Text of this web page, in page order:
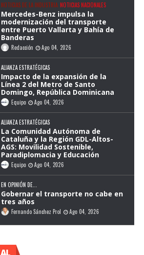
NOTICIAS DE LA INDUSTRIA NOTICIAS NACIONALES
Mercedes-Benz impulsa la
modernización del transporte
entre Puerto Vallarta y Bahía de
Banderas
Redacción Ago 04, 2026
ALIANZA ESTRATÉGICAS
Impacto de la expansión de la
Línea 2 del Metro de Santo
Domingo, República Dominicana
Equipo Ago 04, 2026
ALIANZA ESTRATÉGICAS
La Comunidad Autónoma de
Cataluña y la Región GDL-Altos-
AGS: Movilidad Sostenible,
Paradiplomacia y Educación
Equipo Ago 04, 2026
EN OPINIÓN DE...
Gobernar el transporte no cabe en
tres años
Fernando Sánchez Prol Ago 04, 2026